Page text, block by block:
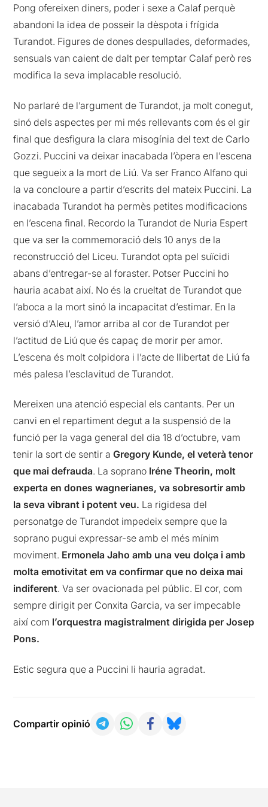
Pong ofereixen diners, poder i sexe a Calaf perquè
abandoni la idea de posseir la dèspota i frígida
Turandot. Figures de dones despullades, deformades,
sensuals van caient de dalt per temptar Calaf però res
modifica la seva implacable resolució.
No parlaré de l’argument de Turandot, ja molt conegut,
sinó dels aspectes per mi més rellevants com és el gir
final que desfigura la clara misogínia del text de Carlo
Gozzi. Puccini va deixar inacabada l’òpera en l’escena
que segueix a la mort de Liú. Va ser Franco Alfano qui
la va concloure a partir d’escrits del mateix Puccini. La
inacabada Turandot ha permès petites modificacions
en l’escena final. Recordo la Turandot de Nuria Espert
que va ser la commemoració dels 10 anys de la
reconstrucció del Liceu. Turandot opta pel suïcidi
abans d’entregar-se al foraster. Potser Puccini ho
hauria acabat així. No és la crueltat de Turandot que
l’aboca a la mort sinó la incapacitat d’estimar. En la
versió d’Aleu, l’amor arriba al cor de Turandot per
l’actitud de Liú que és capaç de morir per amor.
L’escena és molt colpidora i l’acte de llibertat de Liú fa
més palesa l’esclavitud de Turandot.
Mereixen una atenció especial els cantants. Per un
canvi en el repartiment degut a la suspensió de la
funció per la vaga general del dia 18 d’octubre, vam
tenir la sort de sentir aGregory Kunde, el veterà tenor
que mai defrauda. La soprano Iréne Theorin, molt
experta en dones wagnerianes, va sobresortir amb
la seva vibrant i potent veu. La rigidesa del
personatge de Turandot impedeix sempre que la
soprano pugui expressar-se amb el més mínim
moviment. Ermonela Jaho amb una veu dolça i amb
molta emotivitat em va confirmar que no deixa mai
indiferent. Va ser ovacionada pel públic. El cor, com
sempre dirigit per Conxita Garcia, va ser impecable
així com l’orquestra magistralment dirigida per Josep
Pons.
Estic segura que a Puccini li hauria agradat.
Compartir opinió